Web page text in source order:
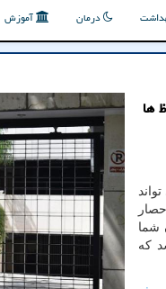
درمان آموزش
ها
شما
که